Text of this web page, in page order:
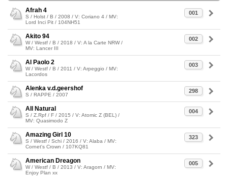
001
Afrah 4
S / Holst / B / 2008 / V: Coriano 4 / MV:
Lord Inci Pit / 104NH51
002
Akito 94
W / Westf / B / 2018 / V: A la Carte NRW /
MV: Lancer III
003
Al Paolo 2
W / Westf / B / 2011 / V: Arpeggio / MV:
Lacordos
298
Alenka v.d.geershof
S / RAPPE / 2007
004
All Natural
S / Z.Rpf / F / 2015 / V: Atomic Z (BEL) /
MV: Quasimodo Z
323
Amazing Girl 10
S / Westf / Schi / 2016 / V: Alaba / MV:
Cornet's Crown / 107KQ81
005
American Dreagon
W / Westf / B / 2013 / V: Aragorn / MV:
Enjoy Plan xx